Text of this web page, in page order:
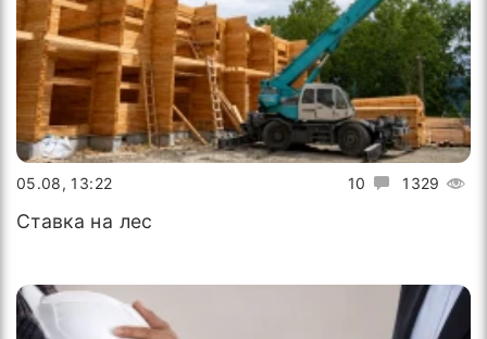
10 1329
05.08, 13:22
Ставка на лес